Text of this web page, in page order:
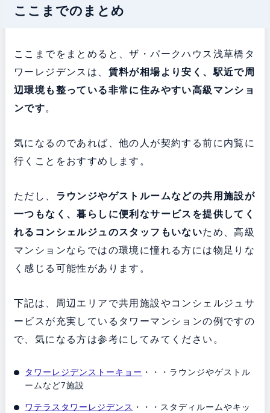
ここまでのまとめ
ここまでをまとめると、ザ・パークハウス浅草橋タ
ワーレジデンスは、 賃料が相場より安く、駅近で周
辺環境も整っている非常に住みやすい高級マンショ
ンです。
気になるのであれば、他の人が契約する前に内覧に
行くことをおすすめします。
ただし、 ラウンジやゲストルームなどの共用施設が
一つもなく、暮らしに便利なサービスを提供してく
れるコンシェルジュのスタッフもいないため、高級
マンションならではの環境に憧れる方には物足りな
く感じる可能性があります。
下記は、周辺エリアで共用施設やコンシェルジュサ
ービスが充実しているタワーマンションの例ですの
で、気になる方は参考にしてみてください。
タワーレジデンストーキョー ・・・ラウンジやゲストル
ームなど7施設
ワテラスタワーレジデンス ・・・スタディルームやキッ